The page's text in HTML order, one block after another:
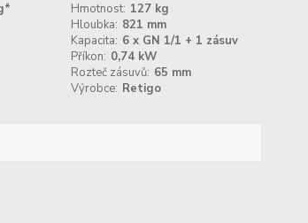
Hmotnost: 127 kg
Hloubka: 821 mm
Kapacita: 6 x GN 1/1 + 1 zásuv
Příkon: 0,74 kW
Rozteč zásuvů: 65 mm
Výrobce: Retigo